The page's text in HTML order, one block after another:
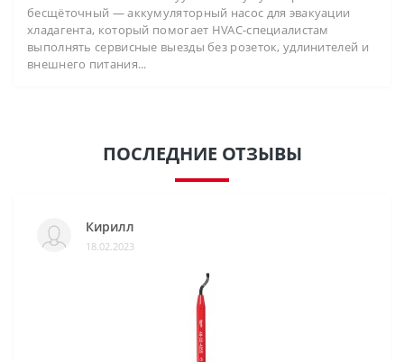
бесщёточный — аккумуляторный насос для эвакуации
хладагента, который помогает HVAC-специалистам
выполнять сервисные выезды без розеток, удлинителей и
внешнего питания...
ПОСЛЕДНИЕ ОТЗЫВЫ
Кирилл
18.02.2023